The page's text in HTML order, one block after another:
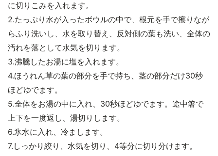
に切りこみを入れます。
2.たっぷり水が入ったボウルの中で、根元を手で擦りなが
らふり洗いし、水を取り替え、反対側の葉も洗い、全体の
汚れを落として水気を切ります。
3.沸騰したお湯に塩を入れます。
4.ほうれん草の葉の部分を手で持ち、茎の部分だけ30秒
ほどゆでます。
5.全体をお湯の中に入れ、30秒ほどゆでます。途中箸で
上下を一度返し、湯切りします。
6.氷水に入れ、冷まします。
7.しっかり絞り、水気を切り、4等分に切り分けます。